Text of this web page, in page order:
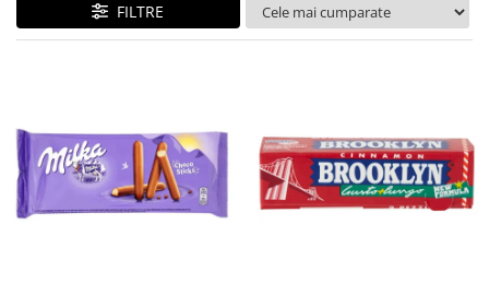
FILTRE